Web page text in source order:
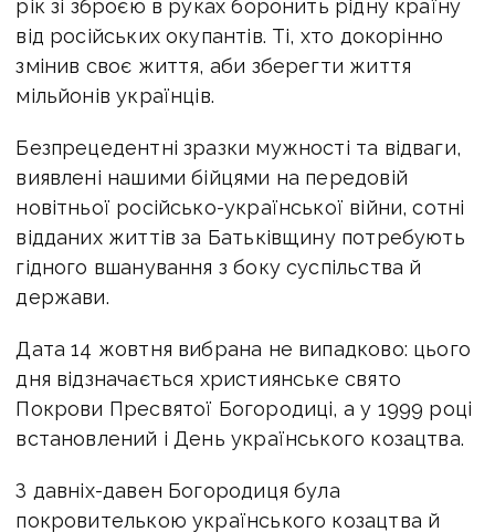
рік зі зброєю в руках боронить рідну країну
від російських окупантів. Ті, хто докорінно
змінив своє життя, аби зберегти життя
мільйонів українців.
Безпрецедентні зразки мужності та відваги,
виявлені нашими бійцями на передовій
новітньої російсько-української війни, сотні
відданих життів за Батьківщину потребують
гідного вшанування з боку суспільства й
держави.
Дата 14 жовтня вибрана не випадково: цього
дня відзначається християнське свято
Покрови Пресвятої Богородиці, а у 1999 році
встановлений і День українського козацтва.
З давніх-давен Богородиця була
покровителькою українського козацтва й